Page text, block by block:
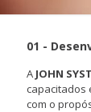
01 -
A JOHN
capacitados
com o